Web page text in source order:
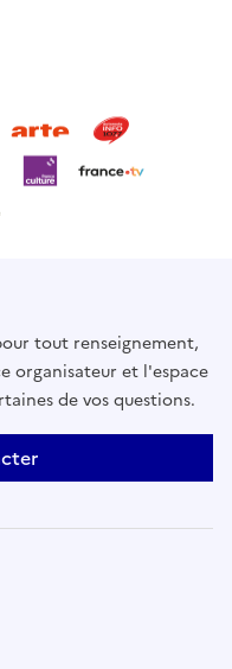
tout renseignement,
organisateur et l'espace
de vos questions.